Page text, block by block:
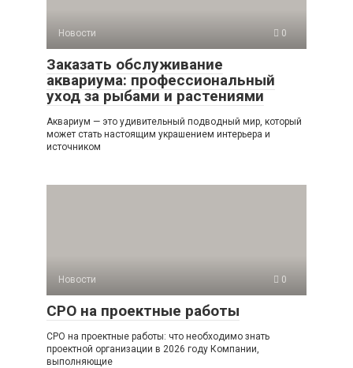
Новости 0
Заказать обслуживание
аквариума: профессиональный
уход за рыбами и растениями
Аквариум — это удивительный подводный мир, который
может стать настоящим украшением интерьера и
источником
Новости 0
СРО на проектные работы
СРО на проектные работы: что необходимо знать
проектной организации в 2026 году Компании,
выполняющие